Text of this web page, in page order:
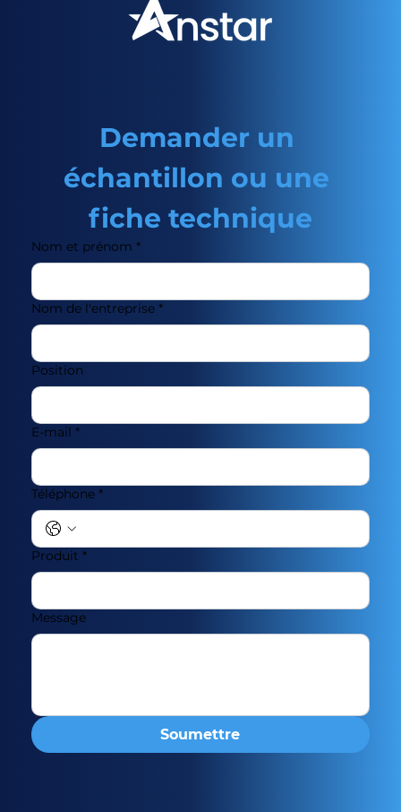
Demander un
échantillon ou une
fiche technique
Nom et prénom *
Nom de l'entreprise *
Position
E-mail *
Téléphone *
Produit *
Message
Soumettre